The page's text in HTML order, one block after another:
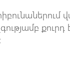
քուրդ